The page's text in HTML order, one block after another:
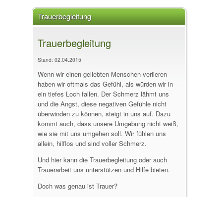
Trauerbegleitung
Trauerbegleitung
Stand: 02.04.2015
Wenn wir einen geliebten Menschen verlieren
haben wir oftmals das Gefühl, als würden wir in
ein tiefes Loch fallen. Der Schmerz lähmt uns
und die Angst, diese negativen Gefühle nicht
überwinden zu können, steigt in uns auf. Dazu
kommt auch, dass unsere Umgebung nicht weiß,
wie sie mit uns umgehen soll. Wir fühlen uns
allein, hilflos und sind voller Schmerz.
Und hier kann die Trauerbegleitung oder auch
Trauerarbeit uns unterstützen und Hilfe bieten.
Doch was genau ist Trauer?